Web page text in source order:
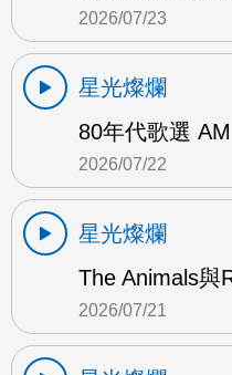
2026/07/23
星光燦爛
80年代歌選 AM
2026/07/22
星光燦爛
The Animals與
2026/07/21